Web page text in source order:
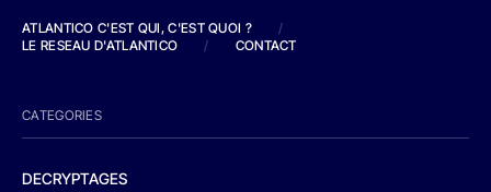
ATLANTICO C'EST QUI, C'EST QUOI ?
/
LE RESEAU D'ATLANTICO
/ CONTACT
CATEGORIES
DECRYPTAGES